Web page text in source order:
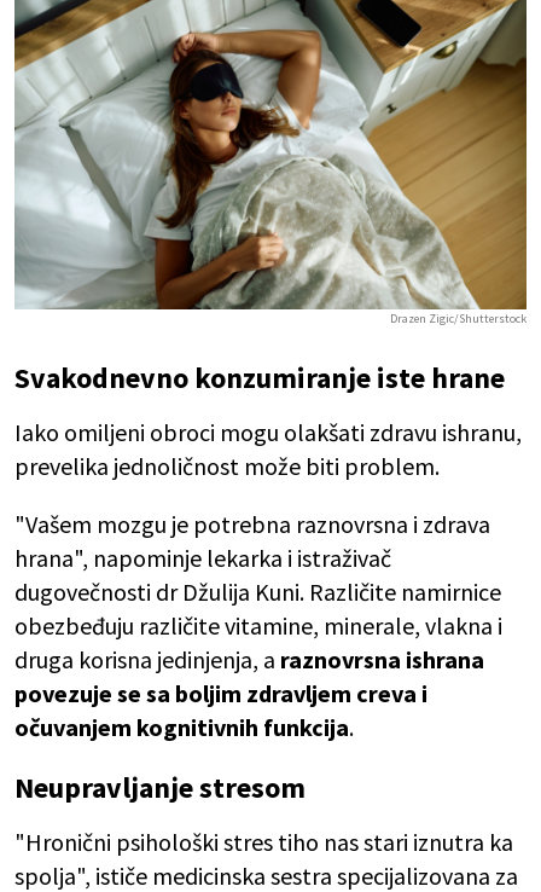
Drazen Zigic/Shutterstock
Svakodnevno konzumiranje iste hrane
Iako omiljeni obroci mogu olakšati zdravu ishranu,
prevelika jednoličnost može biti problem.
"Vašem mozgu je potrebna raznovrsna i zdrava
hrana", napominje lekarka i istraživač
dugovečnosti dr Džulija Kuni. Različite namirnice
obezbeđuju različite vitamine, minerale, vlakna i
druga korisna jedinjenja, a raznovrsna ishrana
povezuje se sa boljim zdravljem creva i
očuvanjem kognitivnih funkcija.
Neupravljanje stresom
"Hronični psihološki stres tiho nas stari iznutra ka
spolja", ističe medicinska sestra specijalizovana za